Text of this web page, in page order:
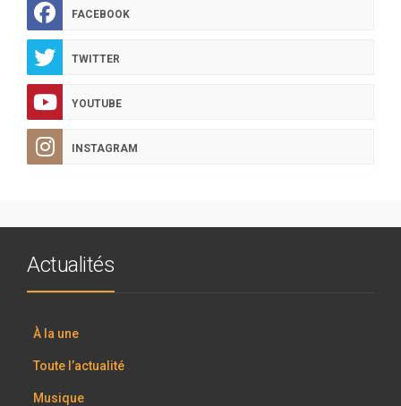
FACEBOOK
TWITTER
YOUTUBE
INSTAGRAM
Actualités
À la une
Toute l’actualité
Musique